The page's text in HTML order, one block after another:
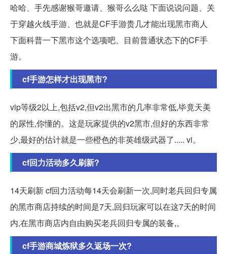
哈哈、手先感谢猴哥邀请、猴哥么么哒 下面说说问题、关
于穿越火线手游、也就是CF手游贵几才能出现黑市商人
下面科普一下黑市这个选项吧、目前普通状态下的CF手
游。
cf手游怎样才出现黑市?
vip等级2以上,包括v2,但v2出黑市的几率非常低,毕竟天美
的尿性,你懂的。这是玩家提供的v2黑市,但好的东西非常
少,最好的估计就是一些橙色的非英雄级武器了..... vi。
cf回力活动多久刷新?
14天刷新 cf回力活动每14天会刷新一次,同时老兵回归专属
的黑市商店持续的时间是7天,回归玩家可以在这7天的时间
内,在黑市商店内自由购买老兵回归专属的装备,。
cf手游商城炼狱多久返场一次?